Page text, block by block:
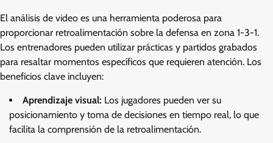
El análisis de video es una herramienta poderosa para
proporcionar retroalimentación sobre la defensa en zona 1-3-1.
Los entrenadores pueden utilizar prácticas y partidos grabados
para resaltar momentos específicos que requieren atención. Los
beneficios clave incluyen:
Aprendizaje visual: Los jugadores pueden ver su
posicionamiento y toma de decisiones en tiempo real, lo que
facilita la comprensión de la retroalimentación.